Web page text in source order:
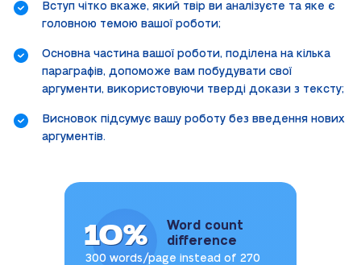
Вступ чітко вкаже, який твір ви аналізуєте та яке є
головною темою вашої роботи;
Основна частина вашої роботи, поділена на кілька
параграфів, допоможе вам побудувати свої
аргументи, використовуючи тверді докази з тексту;
Висновок підсумує вашу роботу без введення нових
аргументів.
10%
Word count
difference
300 words/page instead of 270